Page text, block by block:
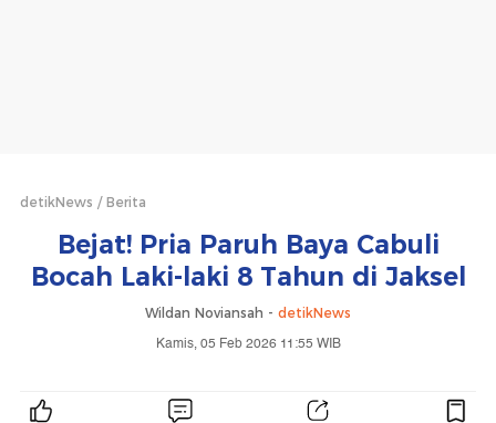
detikNews Berita
Bejat! Pria Paruh Baya Cabuli
Bocah Laki-laki 8 Tahun di Jaksel
Wildan Noviansah - detikNews
Kamis, 05 Feb 2026 11:55 WIB